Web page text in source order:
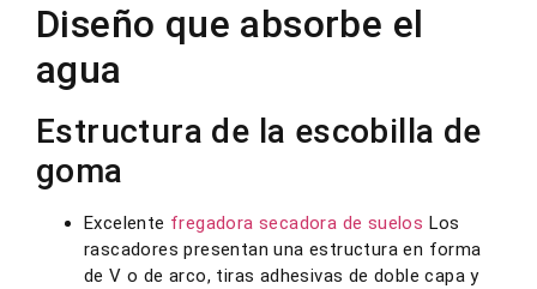
Diseño que absorbe el
agua
Estructura de la escobilla de
goma
Excelente fregadora secadora de suelos Los
rascadores presentan una estructura en forma
de V o de arco, tiras adhesivas de doble capa y